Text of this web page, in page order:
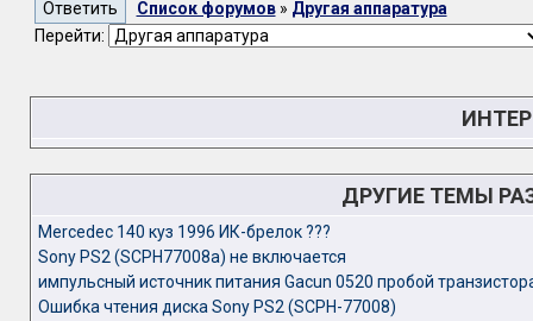
Список форумов» Другая аппаратура
Перейти:
ДРУГИЕ ТЕМЫ
Mercedec 140 куз 1996 ИК-брелок ???
Sony PS2 (SCPH77008a) не включается
импульсный источник питания Gacun 0520 пробой
Ошибка чтения диска Sony PS2 (SCPH-77008)